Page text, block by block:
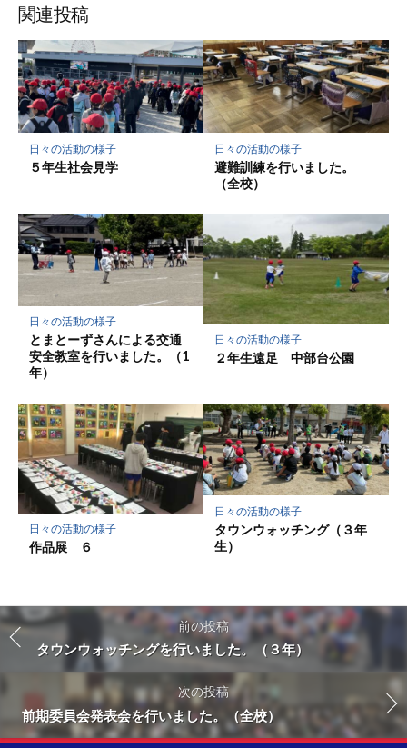
ア
ク
マ
ー
ク
に
関連投稿
日々の活動の様子
５年生社会見学
日々の活動の様子
避難訓練を行いました。
（全校）
日々の活動の様子
とまとーずさんによる交通
安全教室を行いました。（1
年）
日々の活動の様子
２年生遠足 中部台公園
日々の活動の様子
作品展 ６
日々の活動の様子
タウンウォッチング（３年
生）
前の投稿
タウンウォッチングを行いました。（３年）
次の投稿
前期委員会発表会を行いました。（全校）